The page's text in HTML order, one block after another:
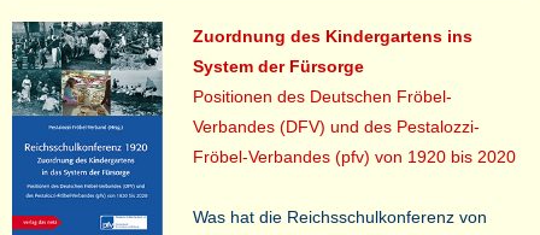
Zuordnung des Kindergartens ins
System der Fürsorge
Positionen des Deutschen Fröbel-
Verbandes (DFV) und des Pestalozzi-
Fröbel-Verbandes (pfv) von 1920 bis 2020
Was hat die Reichsschulkonferenz von